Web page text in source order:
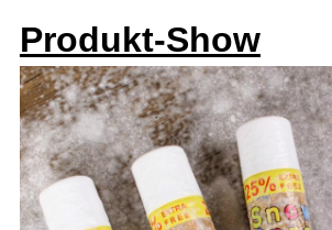
Produkt-Show